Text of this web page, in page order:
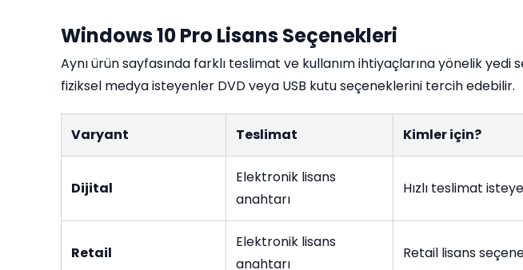
Windows 10 Pro Lisans Seçenekleri
Aynı ürün sayfasında farklı teslimat ve kullanım ihtiyaçlarına yönelik
fiziksel medya isteyenler DVD veya USB kutu seçeneklerini tercih edebilir.
Varyant Teslimat Kimler için?
Dijital
Elektronik lisans
anahtarı
Hızlı teslimat
Retail
Elektronik lisans
anahtarı
Retail lisans